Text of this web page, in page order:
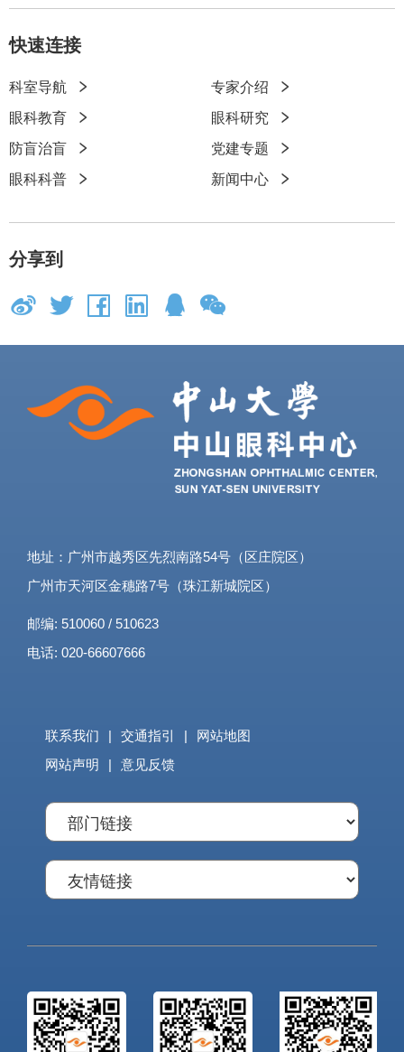
快速连接
快
速
链
科室导航
专家介绍
眼科教育
眼科研究
防盲治盲
党建专题
眼科科普
新闻中心
分享到
地址：广州市越秀区先烈南路54号（区庄院区）
广州市天河区金穗路7号（珠江新城院区）
邮编: 510060 / 510623
电话: 020-66607666
联系我们 交通指引
网站地图
网站声明
意见反馈